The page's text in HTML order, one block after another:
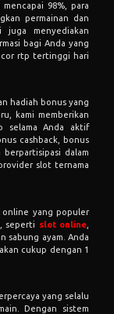
98%, para
permainan dan
menyediakan
bagi Anda yang
rtp tertinggi hari
hadiah bonus yang
kami memberikan
selama Anda aktif
cashback, bonus
dalam
slot ternama
online yang populer
seperti slot online
sabung ayam. Anda
cukup dengan 1
yang selalu
Dengan sistem